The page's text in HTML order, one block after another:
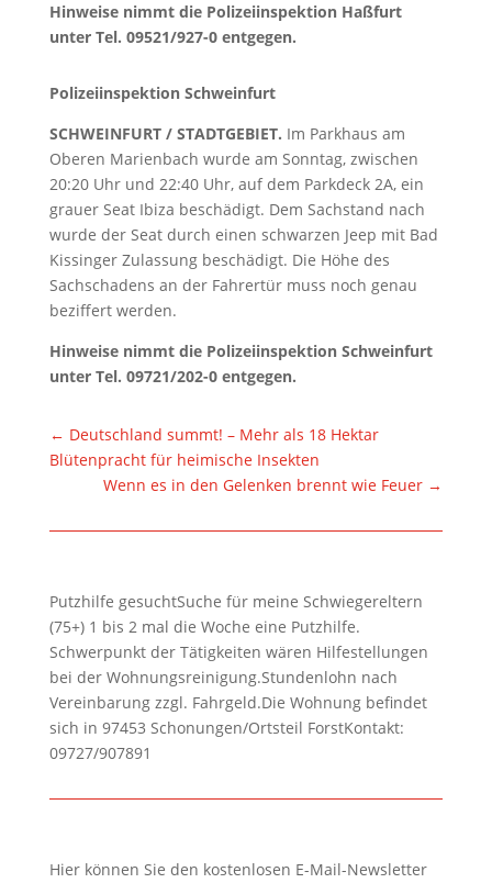
Hinweise nimmt die Polizeiinspektion Haßfurt
unter Tel. 09521/927-0 entgegen.
Polizeiinspektion Schweinfurt
SCHWEINFURT / STADTGEBIET. Im Parkhaus am
Oberen Marienbach wurde am Sonntag, zwischen
20:20 Uhr und 22:40 Uhr, auf dem Parkdeck 2A, ein
grauer Seat Ibiza beschädigt. Dem Sachstand nach
wurde der Seat durch einen schwarzen Jeep mit Bad
Kissinger Zulassung beschädigt. Die Höhe des
Sachschadens an der Fahrertür muss noch genau
beziffert werden.
Hinweise nimmt die Polizeiinspektion Schweinfurt
unter Tel. 09721/202-0 entgegen.
← Deutschland summt! – Mehr als 18 Hektar
Blütenpracht für heimische Insekten
Wenn es in den Gelenken brennt wie Feuer →
Putzhilfe gesuchtSuche für meine Schwiegereltern
(75+) 1 bis 2 mal die Woche eine Putzhilfe.
Schwerpunkt der Tätigkeiten wären Hilfestellungen
bei der Wohnungsreinigung.Stundenlohn nach
Vereinbarung zzgl. Fahrgeld.Die Wohnung befindet
sich in 97453 Schonungen/Ortsteil ForstKontakt:
09727/907891
Hier können Sie den kostenlosen E-Mail-Newsletter